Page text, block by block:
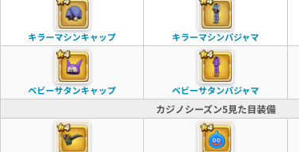
キラーマシンキャップ キラーマシンパジャマ
ベビーサタンキャップ ベビーサタンパジャマ
カジノシーズン5見た目装備